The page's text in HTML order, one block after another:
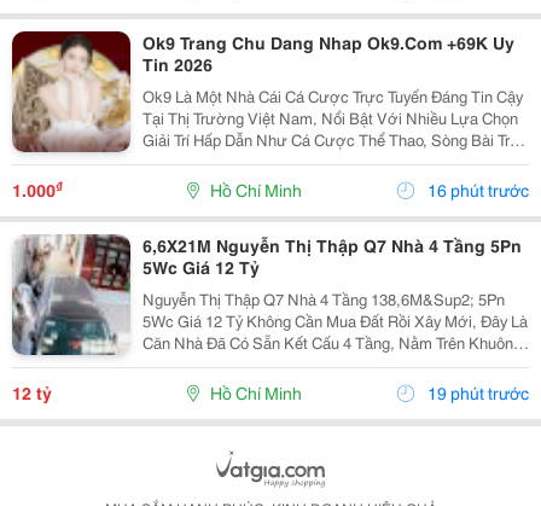
Ok9 Trang Chu Dang Nhap Ok9.Com +69K Uy
Tin 2026
Ok9 Là Một Nhà Cái Cá Cược Trực Tuyến Đáng Tin Cậy
Tại Thị Trường Việt Nam, Nổi Bật Với Nhiều Lựa Chọn
Giải Trí Hấp Dẫn Như Cá Cược Thể Thao, Sòng Bài Trực
Tuyến, Tài Xỉu, Các Trò Chơi Bài Đổi Thưởng Và Game
Nổ Hũ. Với Thiết Kế Giao Diện Thân Thiện,...
1.000₫ Hồ Chí Minh 16 phút trước
6,6X21M Nguyễn Thị Thập Q7 Nhà 4 Tầng 5Pn
5Wc Giá 12 Tỷ
Nguyễn Thị Thập Q7 Nhà 4 Tầng 138,6M&Sup2; 5Pn
5Wc Giá 12 Tỷ Không Cần Mua Đất Rồi Xây Mới, Đây Là
Căn Nhà Đã Có Sẵn Kết Cấu 4 Tầng, Nằm Trên Khuôn
Đất 6,6 X 21M, Tổng Diện Tích 138,6M&Sup2;. Nhà
Gồm 5 Phòng Ngủ, 5 Toilet, Phù Hợp Gia Đình Đông...
12 tỷ Hồ Chí Minh 19 phút trước